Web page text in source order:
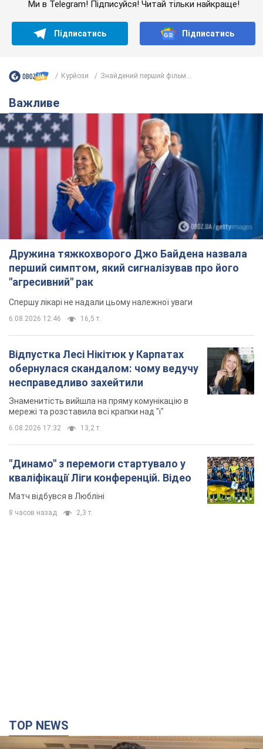
Ми в Telegram! Підписуйся! Читай тільки найкраще!
Підписатись Підписатись
Курйози Знайдений перший фільм...
Важливе
Дружина тяжкохворого Джо Байдена назвала
перший симптом, який сигналізував про його
"агресивний" рак
Спершу лікарі не надали цьому належної уваги
6.08.2026 12:46 16,5 т.
Відпустка Лесі Нікітюк у Карпатах
обернулася скандалом: чому ведучу
несправедливо захейтили
Знаменитість вийшла на пряму комунікацію в
мережі та розставила всі крапки над "і"
6.08.2026 17:32 13,2 т.
"Динамо" з перемоги стартувало у
кваліфікації Ліги конференцій. Відео
Матч відбувся в Любліні
8 часов назад 2,3 т.
TOP NEWS